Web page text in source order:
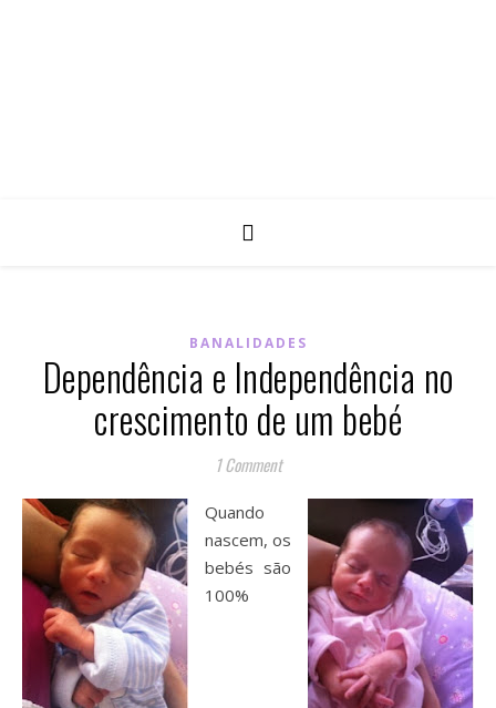
BANALIDADES
Dependência e Independência no
crescimento de um bebé
1 Comment
Quando
nascem, os
bebés são
100%